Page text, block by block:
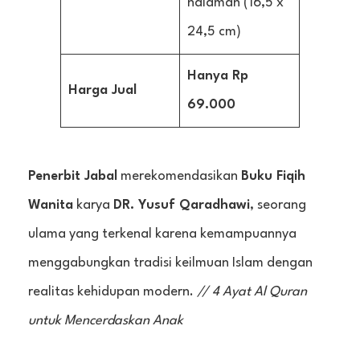
halaman (16,5 x
24,5 cm)
Harga Jual
Hanya Rp
69.000
Penerbit Jabal merekomendasikan Buku Fiqih
Wanita karya DR. Yusuf Qaradhawi, seorang
ulama yang terkenal karena kemampuannya
menggabungkan tradisi keilmuan Islam dengan
realitas kehidupan modern. // 4 Ayat Al Quran
untuk Mencerdaskan Anak